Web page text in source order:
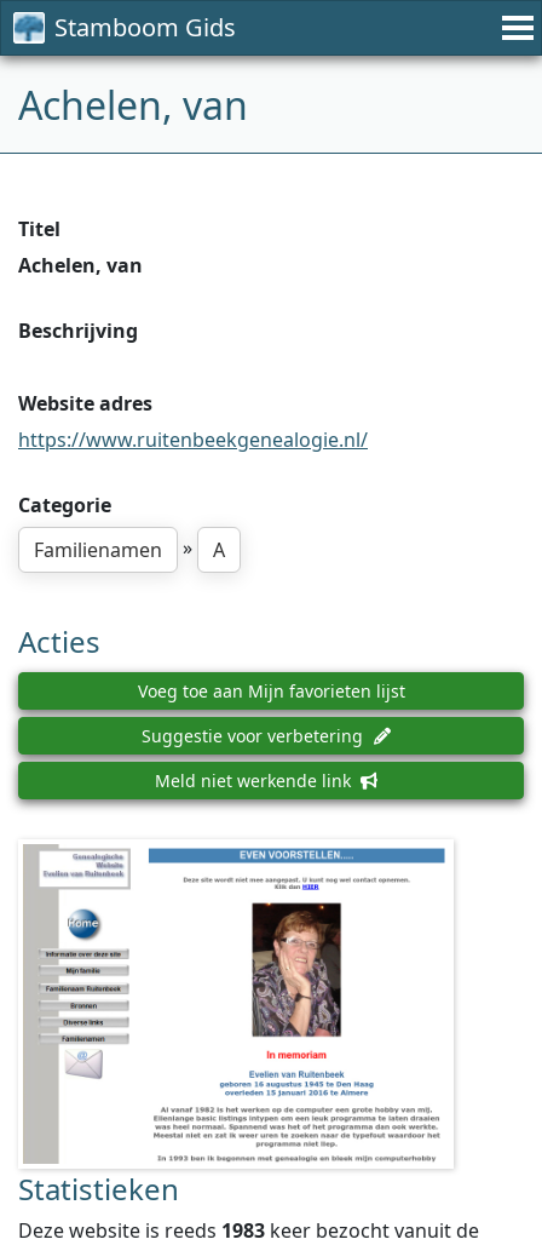
Stamboom Gids
Achelen, van
Titel
Achelen, van
Beschrijving
Website adres
https://www.ruitenbeekgenealogie.nl/
Categorie
Familienamen
» A
Acties
Voeg toe aan Mijn favorieten lijst
Suggestie voor verbetering
Meld niet werkende link
Statistieken
Deze website is reeds 1983 keer bezocht vanuit de